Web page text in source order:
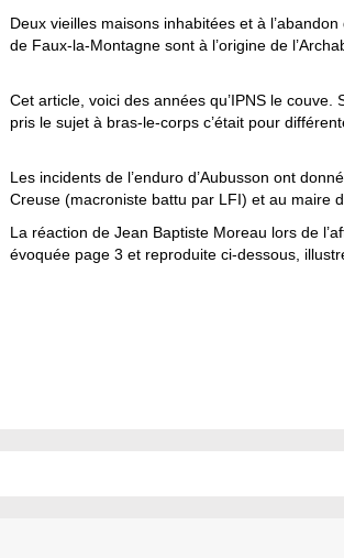
Deux vieilles maisons inhabitées et à
de Faux-la-Montagne sont à l’origine de
Cet article, voici des années qu’IPNS le couve.
pris le sujet à bras-le-corps c’était pour
Les incidents de l’enduro d’Aubusson ont
Creuse (macroniste battu par LFI) et au maire
La réaction de Jean Baptiste Moreau lors de
évoquée page 3 et reproduite ci-dessous,